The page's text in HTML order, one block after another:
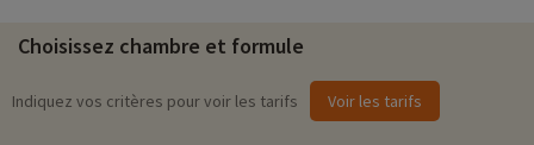
le 01/01
› Situé à 30 minutes de la résidence
Choisissez chambre et formule
Indiquez vos critères pour voir les tarifs Voir les tarifs